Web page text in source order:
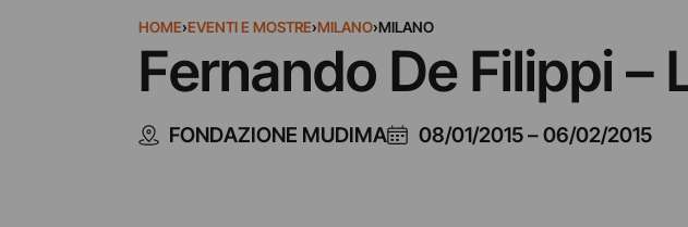
HOME›EVENTI E MOSTRE›MILANO›MILANO
Fernando De Filippi
FONDAZIONE MUDIMA 08/01/2015–06/02/2015